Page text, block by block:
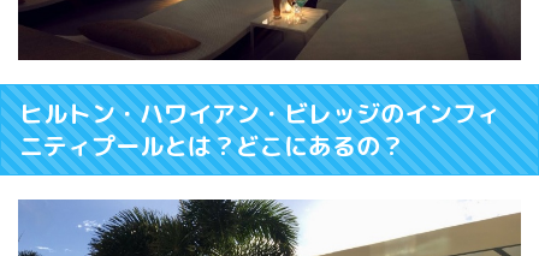
ヒルトン・ハワイアン・ビレッジのインフィ
ニティプールとは？どこにあるの？